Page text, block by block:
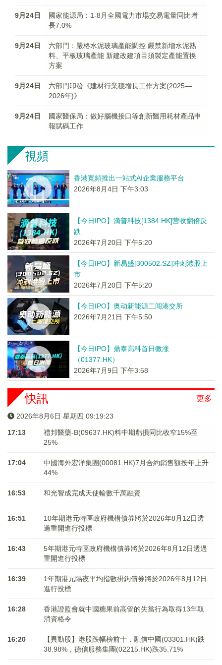
9月24日
國家能源局：1-8月全國電力市場交易電量同比增
長7.0%
9月24日
六部門：嚴格水泥玻璃產能調控 嚴禁新增水泥熟
料、平板玻璃產能 新建改建項目須製定產能置換
方案
9月24日
六部門印發《建材行業穩增長工作方案(2025—
2026年)》
9月24日
國家醫保局：做好腦機接口等創新醫用耗材產品申
報賦碼工作
視頻
香港寬頻推出一站式AI企業服務平台
2026年8月4日 下午3:03
【今日IPO】滴普科技[1384.HK]营收翻倍反
跌
2026年7月20日 下午5:20
【今日IPO】新易盛[300502.SZ]冲刺港股上
市
2026年7月20日 下午5:20
【今日IPO】奥动新能源二闯港交所
2026年7月21日 下午5:50
【今日IPO】鼎泰高科首日微涨
（01377.HK）
2026年7月9日 下午3:58
更多
快訊
2026年8月6日 星期四 09:19:23
17:13
禮邦醫藥-B(09637.HK)料中期虧損同比收窄15%至
25%
17:04
中國海外宏洋集團(00081.HK)7月合約銷售額按年上升
44%
16:53 和光智成完成天使輪數千萬融資
16:51
10年期港元特區政府機構債券將於2026年8月12日透
過重開進行投標
16:43
5年期港元特區政府機構債券將於2026年8月12日透過
重開進行投標
16:39
1年期港元隔夜平均指數掛鉤債券將於2026年8月12日
進行投標
16:28
香港證監會就中國糖果前高管的失當行為取得13年取
消資格令
16:20
【異動股】港股跌幅榜前十，融信中國(03301.HK)跌
38.98%，德信服務集團(02215.HK)跌35.71%